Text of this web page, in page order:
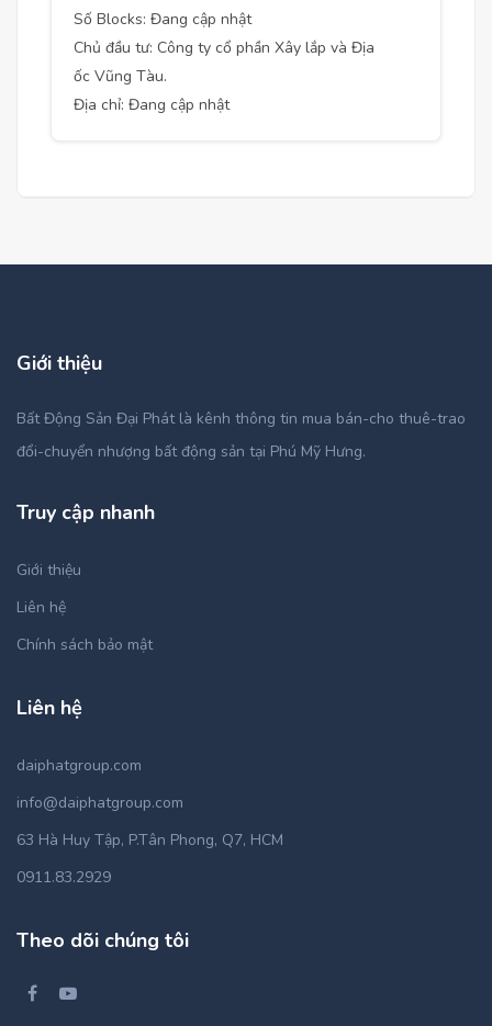
Số Blocks: Đang cập nhật
Chủ đầu tư: Công ty cổ phần Xây lắp và Địa
ốc Vũng Tàu.
Địa chỉ: Đang cập nhật
Giới thiệu
Bất Động Sản Đại Phát là kênh thông tin mua bán-cho thuê-trao
đổi-chuyển nhượng bất động sản tại Phú Mỹ Hưng.
Truy cập nhanh
Giới thiệu
Liên hệ
Chính sách bảo mật
Liên hệ
daiphatgroup.com
info@daiphatgroup.com
63 Hà Huy Tập, P.Tân Phong, Q7, HCM
0911.83.2929
Theo dõi chúng tôi